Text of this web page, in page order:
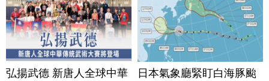
弘揚武德 新唐人全球中華
日本氣象廳緊盯白海豚颱